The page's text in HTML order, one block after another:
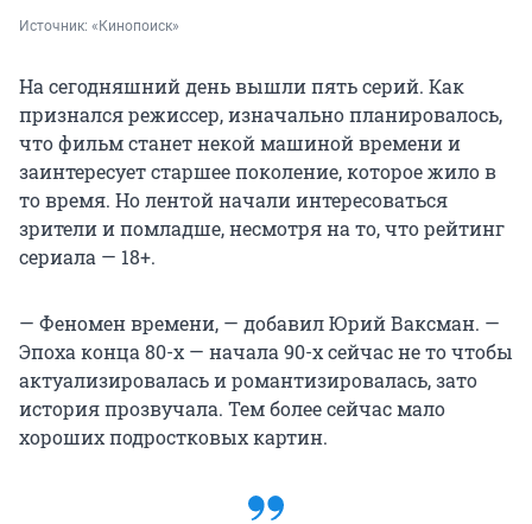
Источник: «Кинопоиск»
На сегодняшний день вышли пять серий. Как
признался режиссер, изначально планировалось,
что фильм станет некой машиной времени и
заинтересует старшее поколение, которое жило в
то время. Но лентой начали интересоваться
зрители и помладше, несмотря на то, что рейтинг
сериала — 18+.
— Феномен времени, — добавил Юрий Ваксман. —
Эпоха конца 80-х — начала 90-х сейчас не то чтобы
актуализировалась и романтизировалась, зато
история прозвучала. Тем более сейчас мало
хороших подростковых картин.